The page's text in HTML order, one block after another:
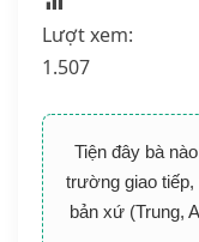
Lượt xem:
1.507
Tiện đây bà
trường giao
bản xứ (Trung,